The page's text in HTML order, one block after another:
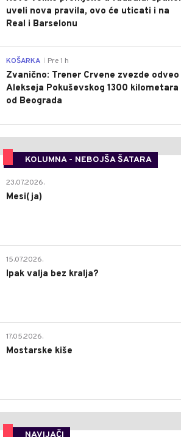
uveli nova pravila, ovo će uticati i na
Real i Barselonu
KOŠARKA Pre 1 h
Zvanično: Trener Crvene zvezde odveo
Alekseja Pokuševskog 1300 kilometara
od Beograda
KOLUMNA - NEBOJŠA ŠATARA
23.07.2026.
Mesi(ja)
15.07.2026.
Ipak valja bez kralja?
17.05.2026.
Mostarske kiše